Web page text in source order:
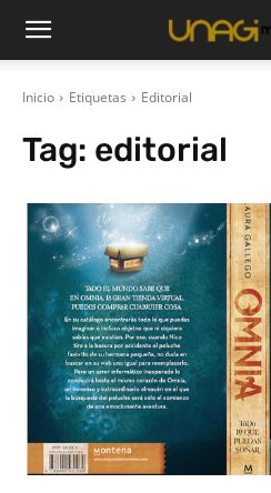
Inicio Etiquetas Editorial
Tag: editorial